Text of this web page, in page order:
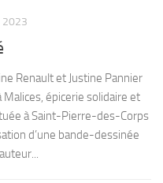
2023
Renault et Justine Pannier
Malices, épicerie solidaire et
à Saint-Pierre-des-Corps
d’une bande-dessinée